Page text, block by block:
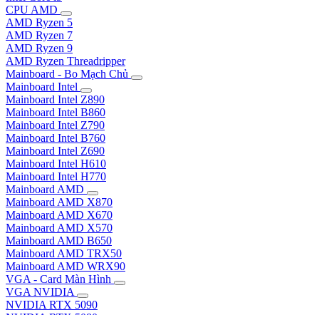
CPU AMD
AMD Ryzen 5
AMD Ryzen 7
AMD Ryzen 9
AMD Ryzen Threadripper
Mainboard - Bo Mạch Chủ
Mainboard Intel
Mainboard Intel Z890
Mainboard Intel B860
Mainboard Intel Z790
Mainboard Intel B760
Mainboard Intel Z690
Mainboard Intel H610
Mainboard Intel H770
Mainboard AMD
Mainboard AMD X870
Mainboard AMD X670
Mainboard AMD X570
Mainboard AMD B650
Mainboard AMD TRX50
Mainboard AMD WRX90
VGA - Card Màn Hình
VGA NVIDIA
NVIDIA RTX 5090